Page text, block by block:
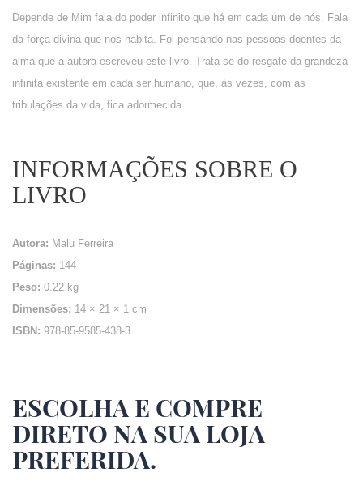
Depende de Mim fala do poder infinito que há em cada um de nós. Fala
da força divina que nos habita. Foi pensando nas pessoas doentes da
alma que a autora escreveu este livro. Trata-se do resgate da grandeza
infinita existente em cada ser humano, que, às vezes, com as
tribulações da vida, fica adormecida.
INFORMAÇÕES SOBRE O
LIVRO
Autora: Malu Ferreira
Páginas: 144
Peso: 0.22 kg
Dimensões: 14 × 21 × 1 cm
ISBN: 978-85-9585-438-3
ESCOLHA E COMPRE
DIRETO NA SUA LOJA
PREFERIDA.